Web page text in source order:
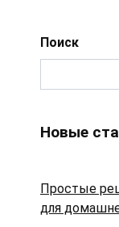
Поиск
Новые
Простые
для